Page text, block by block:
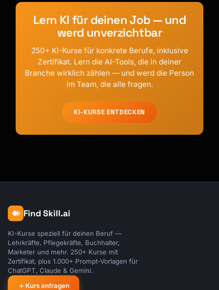
Lern KI für deinen Job — und
werd unverzichtbar
250+ KI-Kurse für konkrete Berufe, inklusive
Zertifikat. Lern die AI-Tools, die in deiner
Branche wirklich zählen — und werd die Person
im Team, die alle fragen.
KI-KURSE ENTDECKEN
Find Skill.ai
KI-Kurse speziell für deinen Beruf —
Lehrkräfte, Pflegekräfte, Buchhalter,
Marketer und mehr. 250+ Kurse mit
Zertifikat, plus 1.000+ Prompt-Vorlagen für
ChatGPT, Claude & Gemini.
Kurs anfragen